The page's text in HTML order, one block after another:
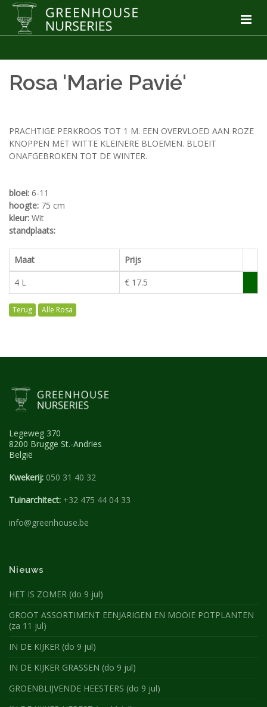
Rosa 'Marie Pavié'
PRACHTIGE PERKROOS TOT 1 M. EEN OVERVLOED AAN ROZE
KNOPPEN MET WITTE KLEINERE BLOEMEN. BLOEIT
ONAFGEBROKEN TOT DE WINTER.
bloei: 6-11
hoogte: 75 cm
kleur: Wit
standplaats:
Maat
Prijs
4 L
€ 17.5
Alle Rosa
Legeweg 370
8200 Brugge St.-Andries
België
Kwekerij: 050 31 40 32
Tuinarchitect: +32 475 44 04 33
info@greenhouse.be
Nieuws
HET IS ZOMER (do 9 jul)
GROOT ASSORTIMENT EENJARIGEN EN MOOIE POTPLANTEN
(za 11 jul)
IN DE KIJKER (do 9 jul)
IN DE KIJKER GRASSEN (do 9 jul)
GROENBLIJVENDE HEESTERS (do 9 jul)